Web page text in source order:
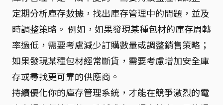
定期分析庫存數據，找出庫存管理中的問題，並及
時調整策略。 例如，如果發現某種包材的庫存周轉
率過低，需要考慮減少訂購數量或調整銷售策略；
如果發現某種包材經常斷貨，需要考慮增加安全庫
存或尋找更可靠的供應商。
持續優化你的庫存管理系統，才能在競爭激烈的電